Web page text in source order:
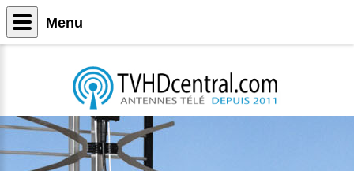
Menu